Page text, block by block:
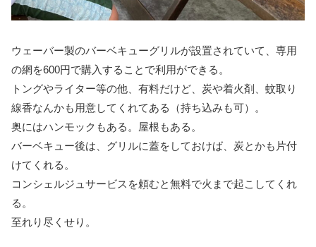
ウェーバー製のバーベキューグリルが設置されていて、専用
の網を600円で購入することで利用ができる。
トングやライター等の他、有料だけど、炭や着火剤、蚊取り
線香なんかも用意してくれてある（持ち込みも可）。
奥にはハンモックもある。屋根もある。
バーベキュー後は、グリルに蓋をしておけば、炭とかも片付
けてくれる。
コンシェルジュサービスを頼むと無料で火まで起こしてくれ
る。
至れり尽くせり。